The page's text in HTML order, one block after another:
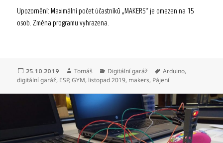
Upozornění: Maximální počet účastníků „MAKERS“ je omezen na 15
osob. Změna programu vyhrazena.
Publikováno:
25.10.2019 Autor:
Tomáš Rubriky:
Digitální garáž Štítky:
Arduino,
digitální garáž, ESP,GYM, listopad 2019, makers, Pájení